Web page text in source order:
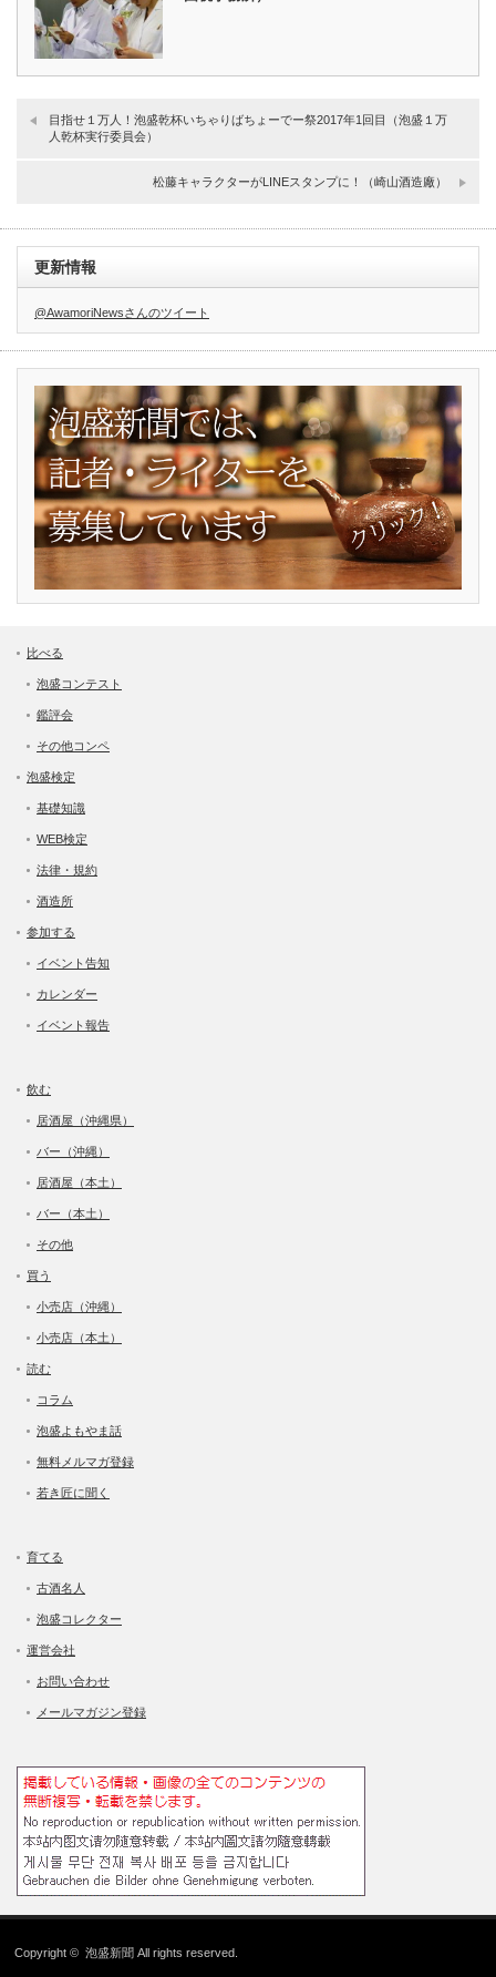
目指せ１万人！泡盛乾杯いちゃりばちょーでー祭2017年1回目（泡盛１万
人乾杯実行委員会）
松藤キャラクターがLINEスタンプに！（崎山酒造廠）
更新情報
@AwamoriNewsさんのツイート
比べる
泡盛コンテスト
鑑評会
その他コンペ
泡盛検定
基礎知識
WEB検定
法律・規約
酒造所
参加する
イベント告知
カレンダー
イベント報告
飲む
居酒屋（沖縄県）
バー（沖縄）
居酒屋（本土）
バー（本土）
その他
買う
小売店（沖縄）
小売店（本土）
読む
コラム
泡盛よもやま話
無料メルマガ登録
若き匠に聞く
育てる
古酒名人
泡盛コレクター
運営会社
お問い合わせ
メールマガジン登録
Copyright ©泡盛新聞 All rights reserved.